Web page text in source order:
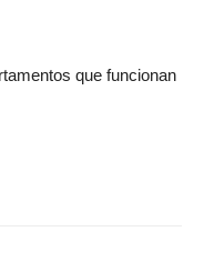
que funcionan